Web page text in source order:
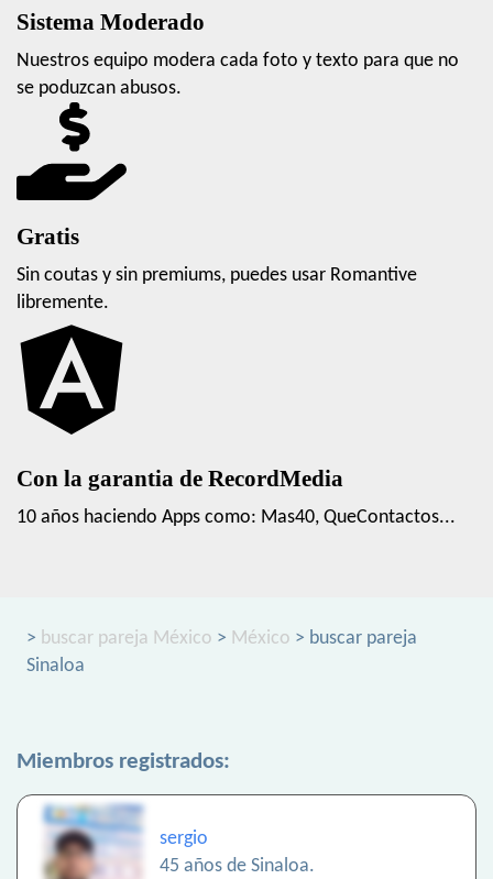
Sistema Moderado
Nuestros equipo modera cada foto y texto para que no
se poduzcan abusos.
Gratis
Sin coutas y sin premiums, puedes usar Romantive
libremente.
Con la garantia de RecordMedia
10 años haciendo Apps como: Mas40, QueContactos...
> buscar pareja México > México > buscar pareja
Sinaloa
Miembros registrados:
sergio
45 años de Sinaloa.